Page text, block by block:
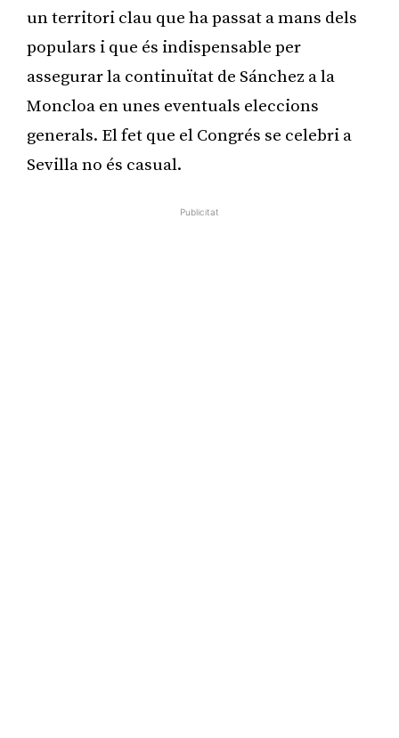
un territori clau que ha passat a mans dels
populars i que és indispensable per
assegurar la continuïtat de Sánchez a la
Moncloa en unes eventuals eleccions
generals. El fet que el Congrés se celebri a
Sevilla no és casual.
Publicitat